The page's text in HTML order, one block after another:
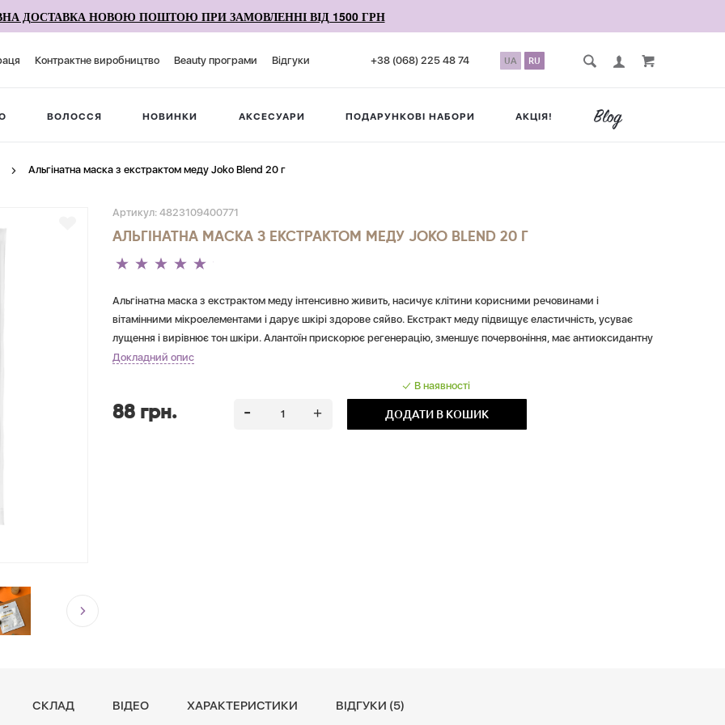
ДОСТАВКА НОВОЮ ПОШТОЮ ПРИ ЗАМОВЛЕННІ ВІД 1500 ГРН
+38 (068) 225 48 74 UA RU
Контрактне виробництво Beauty програми Відгуки
ВОЛОССЯ НОВИНКИ АКСЕСУАРИ ПОДАРУНКОВІ НАБОРИ АКЦІЯ!
Альгінатна маска з екстрактом меду Joko Blend 20 г
Артикул: 4823109400771
АЛЬГІНАТНА МАСКА З ЕКСТРАКТОМ МЕДУ JOKO BLEND 20 Г
Альгінатна маска з екстрактом меду інтенсивно живить, насичує клітини корисними речовинами і
вітамінними мікроелементами і дарує шкірі здорове сяйво. Екстракт меду підвищує еластичність, усуває
лущення і вирівнює тон шкіри. Алантоїн прискорює регенерацію, зменшує почервоніння, має антиоксидантну
дію. Маска підходить для комбінованого і сухого типу шкіри.
Докладний опис
88 грн.
В наявності
ДОДАТИ В КОШИК
СКЛАД ВІДЕО ХАРАКТЕРИСТИКИ ВІДГУКИ (5)